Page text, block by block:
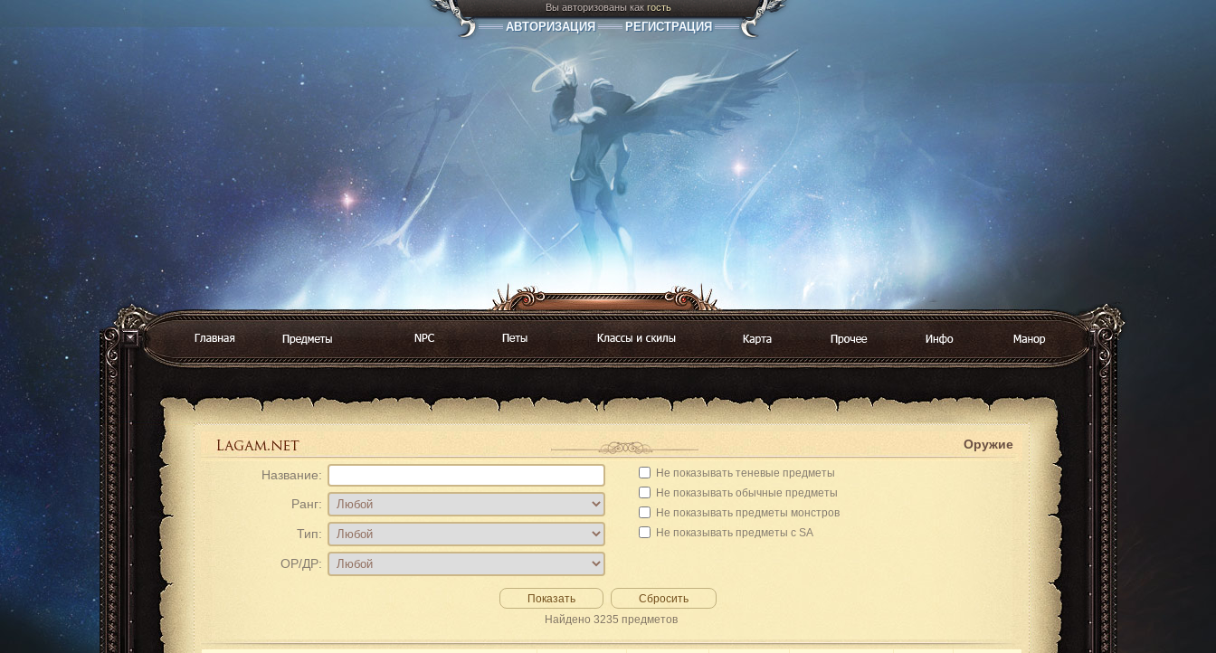
Вы авторизованы как гость
АВТОРИЗАЦИЯ РЕГИСТРАЦИЯ
Оружие
Название:
Ранг:
Тип:
ОР/ДР:
Не показывать теневые предметы
Не показывать обычные предметы
Не показывать предметы монстров
Не показывать предметы с SA
Показать
Сбросить
Найдено 3235 предметов